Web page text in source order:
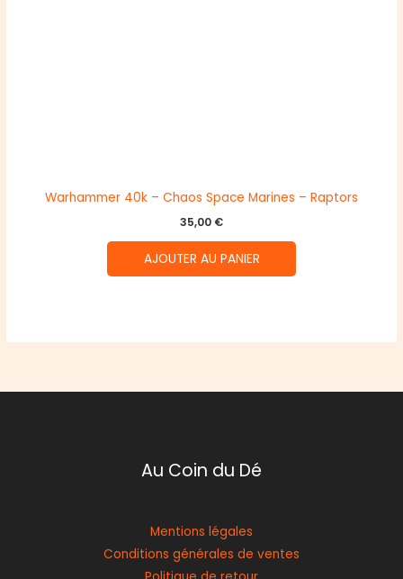
Warhammer 40k – Chaos Space Marines – Raptors
35,00 €
AJOUTER AU PANIER
Au Coin du Dé
Mentions légales
Conditions générales de ventes